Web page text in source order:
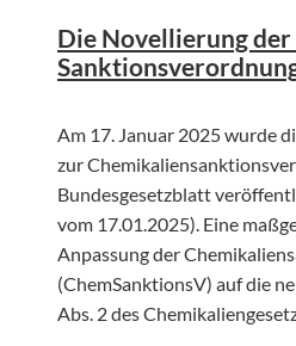
Die Novellierung
Am 17. Januar 2025 wurde
zur
Bundesgesetzblatt
vom 17.01.2025). Eine
Anpassung der
(ChemSanktionsV) auf die
Abs. 2 des